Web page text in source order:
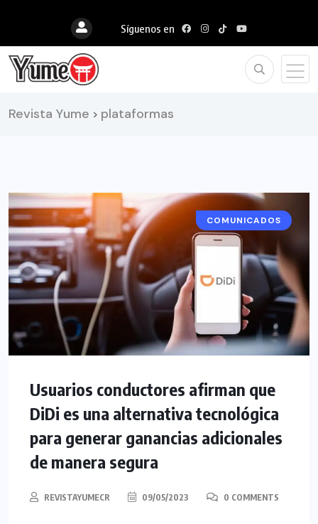
Síguenos en
Revista Yume > plataformas
COMUNICADOS
Usuarios conductores afirman que
DiDi es una alternativa tecnológica
para generar ganancias adicionales
de manera segura
REVISTAYUMECR 09/05/2023 0 COMMENTS